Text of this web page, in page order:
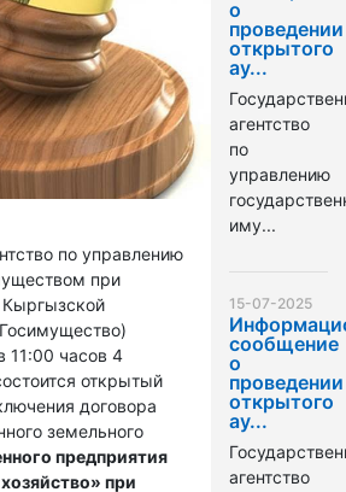
по управлению
при
11:00 часов 4
открытый
договора
земельного
предприятия
при
о
проведении
открытого
ау...
агентство
по
управлению
иму...
15-07-2025
сообщение
о
проведении
открытого
ау...
агентство